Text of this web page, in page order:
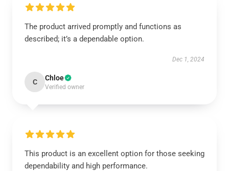
The product arrived promptly and functions as
described; it’s a dependable option.
Dec 1, 2024
C Chloe
Verified owner
This product is an excellent option for those seeking
dependability and high performance.